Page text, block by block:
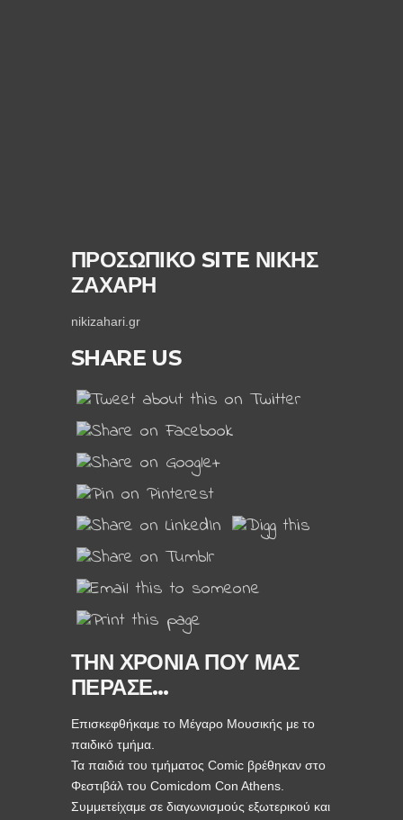
ΠΡΟΣΩΠΙΚΟ SITE ΝΙΚΗΣ
ΖΑΧΑΡΗ
nikizahari.gr
SHARE US
ΤΗΝ ΧΡΟΝΙΑ ΠΟΥ ΜΑΣ
ΠΕΡΑΣΕ…
Επισκεφθήκαμε το Μέγαρο Μουσικής με το
παιδικό τμήμα.
Τα παιδιά του τμήματος Comic βρέθηκαν στο
Φεστιβάλ του Comicdom Con Athens.
Συμμετείχαμε σε διαγωνισμούς εξωτερικού και